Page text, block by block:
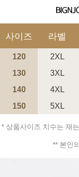
페이코 ID로 페
사이즈 라벨
120 2XL
130
3XL
140
4XL
150
5XL
* 상품사이즈 치수는 재
** 본인